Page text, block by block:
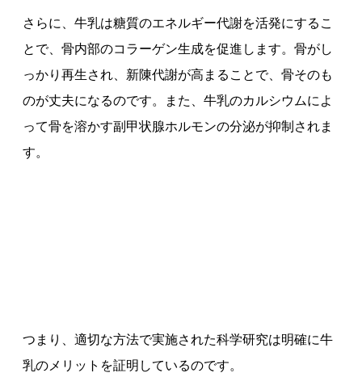
さらに、牛乳は糖質のエネルギー代謝を活発にするこ
とで、骨内部のコラーゲン生成を促進します。骨がし
っかり再生され、新陳代謝が高まることで、骨そのも
のが丈夫になるのです。また、牛乳のカルシウムによ
って骨を溶かす副甲状腺ホルモンの分泌が抑制されま
す。
つまり、適切な方法で実施された科学研究は明確に牛
乳のメリットを証明しているのです。